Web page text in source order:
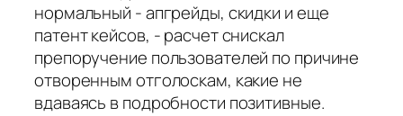
нормальный - апгрейды, скидки и еще
патент кейсов, - расчет снискал
препоручение пользователей по причине
отворенным отголоскам, какие не
вдаваясь в подробности позитивные.